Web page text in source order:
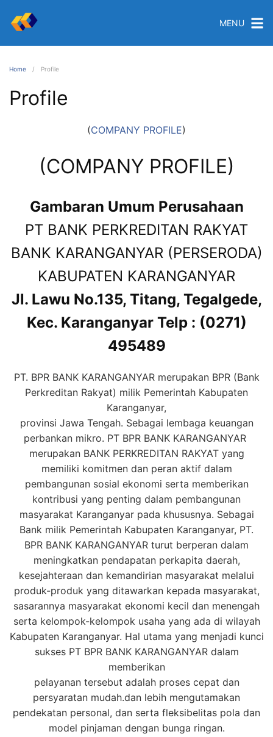
MENU
Home Profile
Profile
(COMPANY PROFILE)
(COMPANY PROFILE)
Gambaran Umum Perusahaan
PT BANK PERKREDITAN RAKYAT
BANK KARANGANYAR (PERSERODA)
KABUPATEN KARANGANYAR
Jl. Lawu No.135, Titang, Tegalgede,
Kec. Karanganyar Telp : (0271)
495489
PT. BPR BANK KARANGANYAR merupakan BPR (Bank
Perkreditan Rakyat) milik Pemerintah Kabupaten
Karanganyar,
provinsi Jawa Tengah. Sebagai lembaga keuangan
perbankan mikro. PT BPR BANK KARANGANYAR
merupakan BANK PERKREDITAN RAKYAT yang
memiliki komitmen dan peran aktif dalam
pembangunan sosial ekonomi serta memberikan
kontribusi yang penting dalam pembangunan
masyarakat Karanganyar pada khususnya. Sebagai
Bank milik Pemerintah Kabupaten Karanganyar, PT.
BPR BANK KARANGANYAR turut berperan dalam
meningkatkan pendapatan perkapita daerah,
kesejahteraan dan kemandirian masyarakat melalui
produk-produk yang ditawarkan kepada masyarakat,
sasarannya masyarakat ekonomi kecil dan menengah
serta kelompok-kelompok usaha yang ada di wilayah
Kabupaten Karanganyar. Hal utama yang menjadi kunci
sukses PT BPR BANK KARANGANYAR dalam
memberikan
pelayanan tersebut adalah proses cepat dan
persyaratan mudah.dan lebih mengutamakan
pendekatan personal, dan serta fleksibelitas pola dan
model pinjaman dengan bunga ringan.